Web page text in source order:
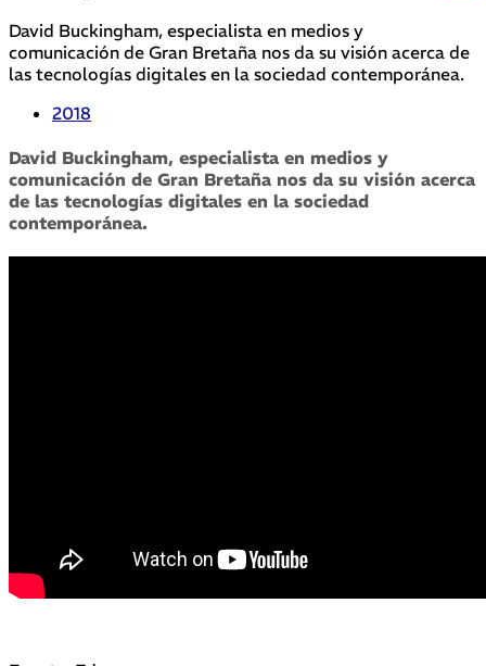
David Buckingham, especialista en medios y
comunicación de Gran Bretaña nos da su visión acerca de
las tecnologías digitales en la sociedad contemporánea.
2018
David Buckingham, especialista en medios y
comunicación de Gran Bretaña nos da su visión acerca
de las tecnologías digitales en la sociedad
contemporánea.